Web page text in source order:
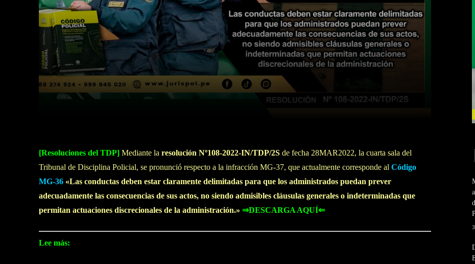
WhatsApp Linkedin
[Resoluciones del TDP] Mediante la resolución Nº108-2022-IN/TDP/2S de fecha 28MAR2022, la cuarta sala del
Tribunal de Disciplina Policial, se pronunció respecto a la infracción MG-37, que actualmente corresponde al Código
MG-36 «Las conductas deben estar claramente delimitadas para que los administrados puedan prever
adecuadamente las consecuencias de sus actos, no siendo admisibles cláusulas generales o indeterminadas que
permitan actuaciones discrecionales de la administración.» ⇒DESCARGA AQUÍ⇐
Lee más: